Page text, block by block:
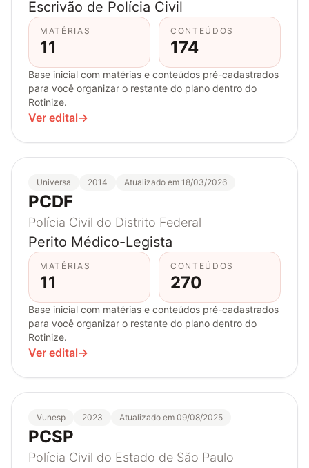
Escrivão de Polícia Civil
MATÉRIAS
11
CONTEÚDOS
174
Base inicial com matérias e conteúdos pré-cadastrados
para você organizar o restante do plano dentro do
Rotinize.
Ver edital→
Universa 2014 Atualizado em 18/03/2026
PCDF
Polícia Civil do Distrito Federal
Perito Médico-Legista
MATÉRIAS
11
CONTEÚDOS
270
Base inicial com matérias e conteúdos pré-cadastrados
para você organizar o restante do plano dentro do
Rotinize.
Ver edital→
Vunesp 2023 Atualizado em 09/08/2025
PCSP
Polícia Civil do Estado de São Paulo